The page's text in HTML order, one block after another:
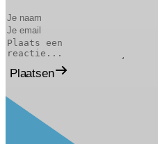
Plaatsen